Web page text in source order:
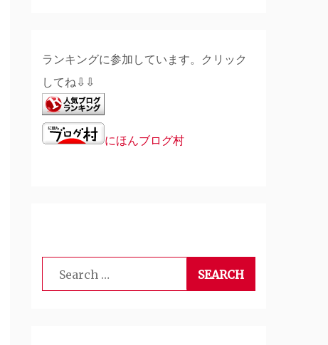
ランキングに参加しています。クリック
してね⇩⇩
にほんブログ村
Search
for: